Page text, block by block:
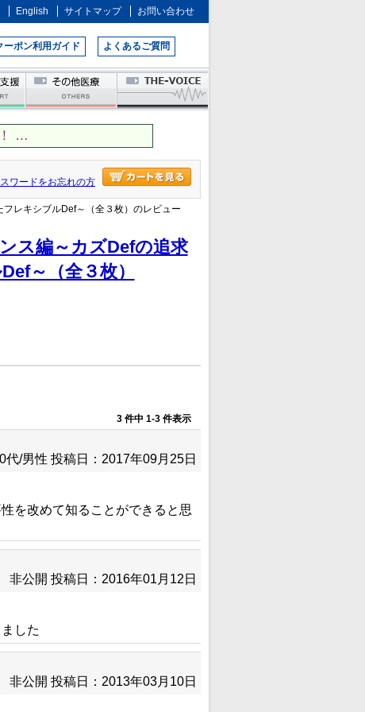
English サイトマップ お問い合わせ
ーポン利用ガイド よくあるご質問
…
ワードをお忘れの方
レキシブルDef～（全３枚）のレビュー
ス編～カズDefの追求
～（全３枚）
3 件中 1-3 件表示
代/男性 投稿日：2017年09月25日
を改めて知ることができると思
非公開 投稿日：2016年01月12日
した
非公開 投稿日：2013年03月10日